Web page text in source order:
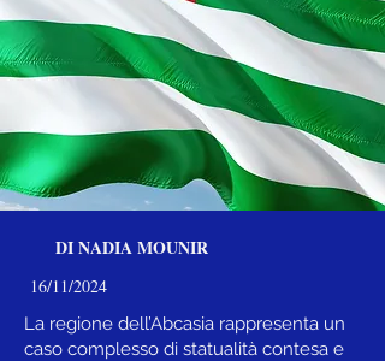
DI NADIA MOUNIR
16/11/2024
La regione dell’Abcasia rappresenta un
caso complesso di statualità contesa e